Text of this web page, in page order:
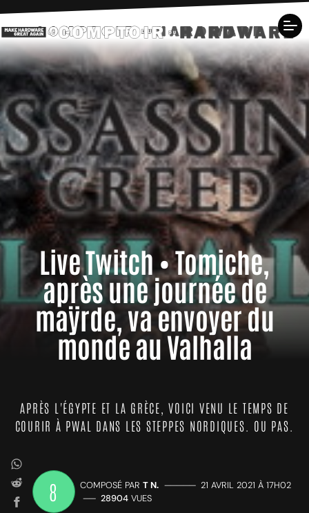
Live Twitch • Tomiche,
après une journée de
maÿrde, va envoyer du
monde au Valhalla
APRÈS L'ÉGYPTE ET LA GRÈCE, VOICI VENU LE TEMPS DE
COURIR À PWAL DANS LES STEPPES NORDIQUES. OU PAS.
8 COMPOSÉ PAR T N. ————— 21 AVRIL 2021 À 17H02
—— 28904 VUES